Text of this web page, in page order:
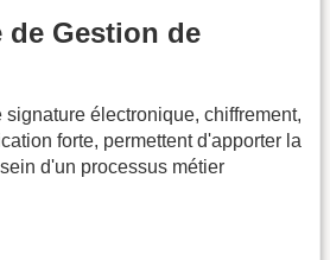
Gestion de
signature électronique, chiffrement,
forte, permettent d'apporter la
d'un processus métier